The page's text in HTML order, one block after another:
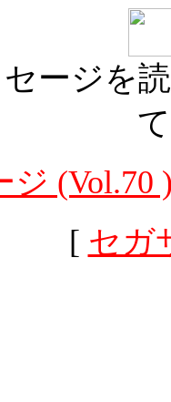
ージを
ジ (Vol.70
[ セガ